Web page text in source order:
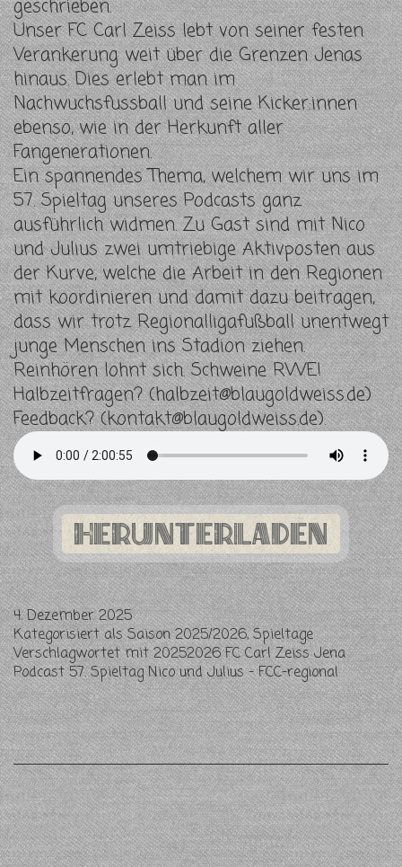
geschrieben.
Unser FC Carl Zeiss lebt von seiner festen
Verankerung weit über die Grenzen Jenas
hinaus. Dies erlebt man im
Nachwuchsfussball und seine Kicker:innen
ebenso, wie in der Herkunft aller
Fangenerationen.
Ein spannendes Thema, welchem wir uns im
57. Spieltag unseres Podcasts ganz
ausführlich widmen. Zu Gast sind mit Nico
und Julius zwei umtriebige Aktivposten aus
der Kurve, welche die Arbeit in den Regionen
mit koordinieren und damit dazu beitragen,
dass wir trotz Regionalligafußball unentwegt
junge Menschen ins Stadion ziehen.
Reinhören lohnt sich. Schweine RWE!
Halbzeitfragen? (halbzeit@blaugoldweiss.de)
Feedback? (kontakt@blaugoldweiss.de).
Herunterladen
4. Dezember 2025
Kategorisiert alsSaison 2025/2026,Spieltage
Verschlagwortet mit20252026 FC Carl Zeiss Jena
Podcast 57. Spieltag Nico und Julius - FCC-regional